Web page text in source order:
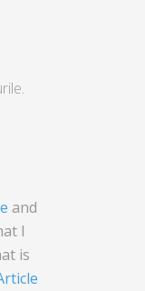
and
I
is